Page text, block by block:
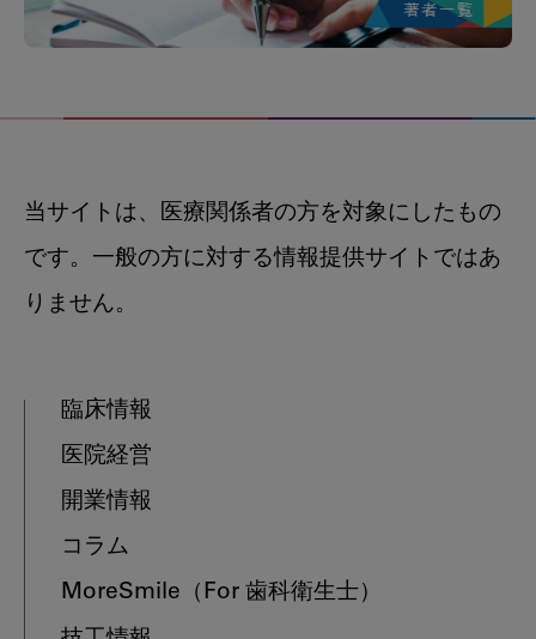
当サイトは、医療関係者の方を対象にしたもの
です。一般の方に対する情報提供サイトではあ
りません。
臨床情報
医院経営
開業情報
コラム
MoreSmile （For 歯科衛生士）